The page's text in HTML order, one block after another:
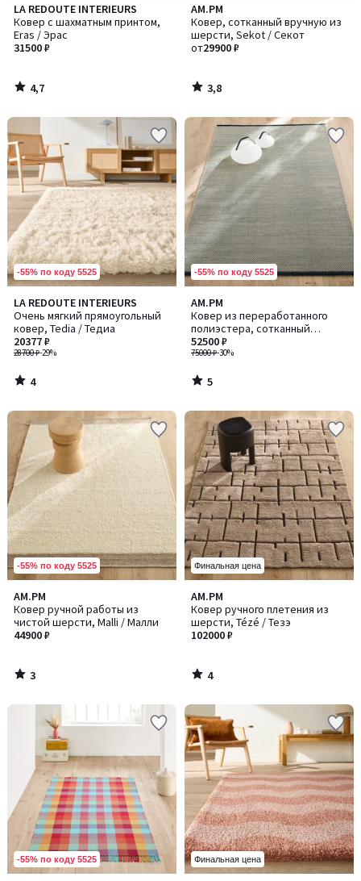
LA REDOUTE INTERIEURS
Ковер с шахматным принтом,
Eras / Эрас
31500 ₽
4,7
/ 5
4,7
/
AM.PM
Ковер, сотканный вручную из
шерсти, Sekot / Секот
от29900 ₽
3,8
/ 5
3,8
/
-55% по коду 5525
LA REDOUTE INTERIEURS
Очень мягкий прямоугольный
ковер, Tedia / Тедиа
28700 ₽-29%
20377 ₽
4
/
5
4
/
-55% по коду 5525
AM.PM
Ковер из переработанного
полиэстера, сотканный
вручную, Seura / Сэура
75000 ₽-30%
52500 ₽
5
/
5
5
/
-55% по коду 5525
AM.PM
Ковер ручной работы из
чистой шерсти, Malli / Малли
44900 ₽
3
/
5
3
/
Финальная цена
AM.PM
Ковер ручного плетения из
шерсти, Tézé / Тезэ
102000 ₽
4
/
5
4
/
-55% по коду 5525 Финальная цена